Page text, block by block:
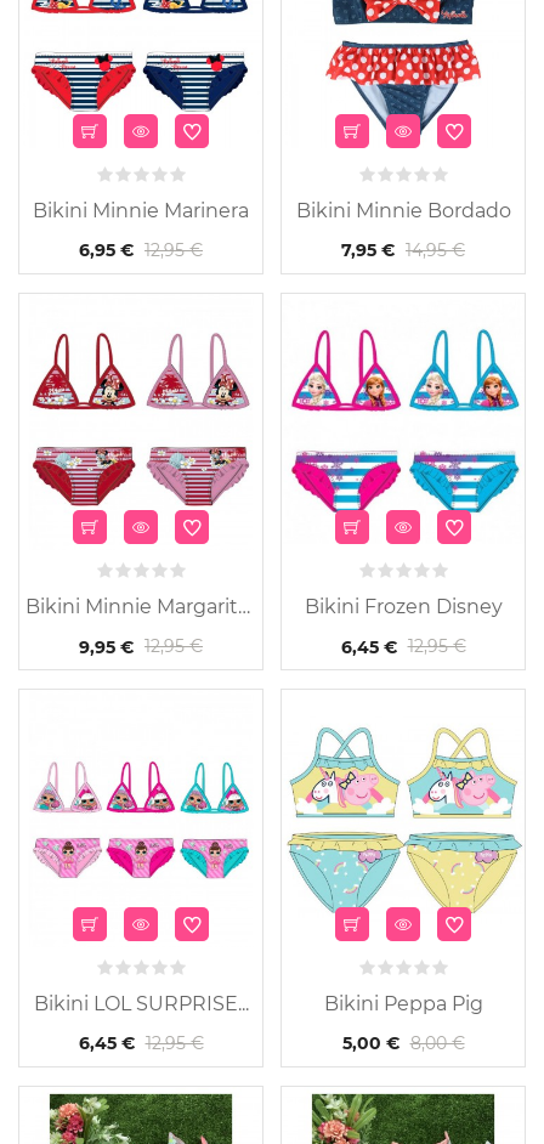
Bikini Minnie Marinera
6,95 € 12,95 €
Bikini Minnie Bordado
7,95 € 14,95 €
Bikini Minnie Margaritas
9,95 € 12,95 €
Bikini Frozen Disney
6,45 € 12,95 €
Bikini LOL SURPRISE...
6,45 € 12,95 €
Bikini Peppa Pig
5,00 € 8,00 €